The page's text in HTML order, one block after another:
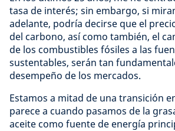
tasa de interés; sin embargo, si
adelante, podría decirse que el
del carbono, así como también, el
de los combustibles fósiles a las
sustentables, serán tan
desempeño de los mercados.
Estamos a mitad de una transición
parece a cuando pasamos de la
aceite como fuente de energía